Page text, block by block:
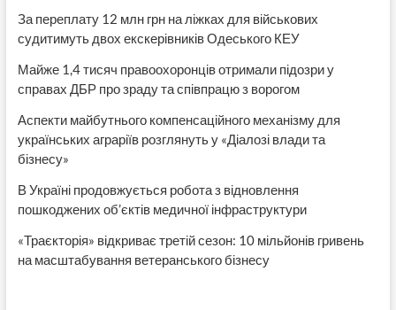
За переплату 12 млн грн на ліжках для військових
судитимуть двох екскерівників Одеського КЕУ
Майже 1,4 тисяч правоохоронців отримали підозри у
справах ДБР про зраду та співпрацю з ворогом
Аспекти майбутнього компенсаційного механізму для
українських аграріїв розглянуть у «Діалозі влади та
бізнесу»
В Україні продовжується робота з відновлення
пошкоджених об’єктів медичної інфраструктури
«Траєкторія» відкриває третій сезон: 10 мільйонів гривень
на масштабування ветеранського бізнесу